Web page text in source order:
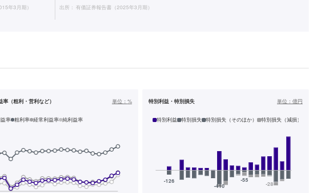
年3月期） 出所： 有価証券報告書（2025年3月期）
率（粗利・営利など） 単位： %
率 粗利率 経常利益率 純利益率
特別利益・特別損失 単位： 億円
特別利益 特別損失 特別損失（そのほか） 特別損失（減損）